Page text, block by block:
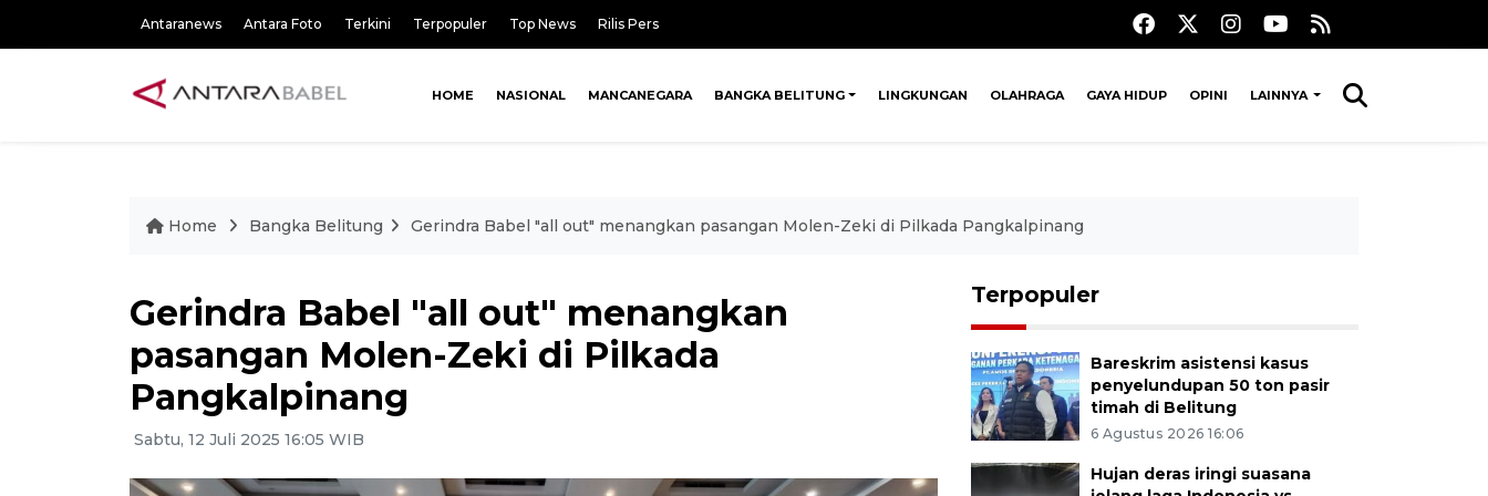
Antaranews Antara Foto Terkini Terpopuler Top News Rilis Pers
HOME NASIONAL MANCANEGARA BANGKA BELITUNG LINGKUNGAN OLAHRAGA GAYA HIDUP OPINI LAINNYA
Home Bangka Belitung Gerindra Babel "all out" menangkan pasangan Molen-Zeki di Pilkada Pangkalpinang
Gerindra Babel "all out" menangkan
pasangan Molen-Zeki di Pilkada
Pangkalpinang
Sabtu, 12 Juli 2025 16:05 WIB
Terpopuler
Bareskrim asistensi kasus
penyelundupan 50 ton pasir
timah di Belitung
6 Agustus 2026 16:06
Hujan deras iringi suasana